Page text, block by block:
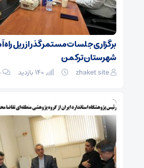
برگزاری جلسات مستمر گذر از ریل راه
شهرستان ترکمن
zhaket site